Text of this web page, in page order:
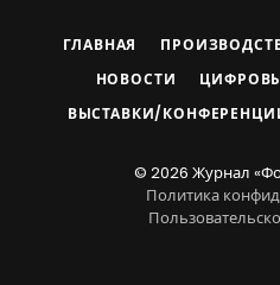
ГЛАВНАЯ
НОВОСТИ
ВЫСТАВКИ/
© 2026 Журнал
Политика